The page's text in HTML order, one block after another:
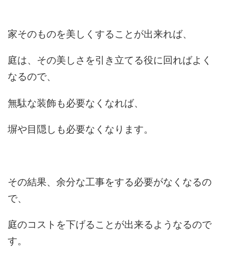
家そのものを美しくすることが出来れば、
庭は、その美しさを引き立てる役に回ればよく
なるので、
無駄な装飾も必要なくなれば、
塀や目隠しも必要なくなります。
その結果、余分な工事をする必要がなくなるの
で、
庭のコストを下げることが出来るようなるので
す。